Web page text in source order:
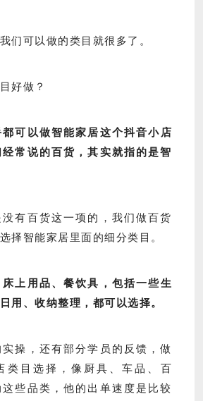
们可以做的类目就很多了。
好做？
可以做智能家居这个抖音小店
常说的百货，其实就指的是智
有百货这一项的，我们做百货
择智能家居里面的细分类目。
上用品、餐饮具，包括一些生
用、收纳整理，都可以选择。
操，还有部分学员的反馈，做
类目选择，像 厨具、车品、百
些品类，他的出单速度是比较